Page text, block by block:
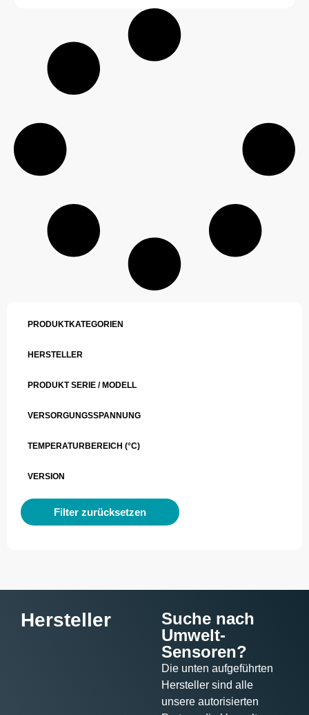
PRODUKTKATEGORIEN
HERSTELLER
PRODUKT SERIE / MODELL
VERSORGUNGSSPANNUNG
TEMPERATURBEREICH (°C)
VERSION
Filter zurücksetzen
Hersteller
Suche nach
Umwelt-
Sensoren?
Die unten aufgeführten
Hersteller sind alle
unsere autorisierten